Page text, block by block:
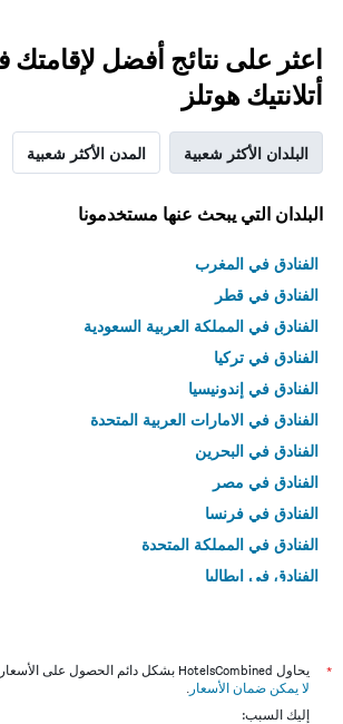
اعثر على نتائج أفضل لإقامتك
أتلانتيك هوتلز
البلدان الأكثر شعبية المدن الأكثر شعبية
البلدان التي يبحث عنها مستخدمونا
الفنادق في المغرب
الفنادق في قطر
الفنادق في المملكة العربية السعودية
الفنادق في تركيا
الفنادق في إندونيسيا
الفنادق في الامارات العربية المتحدة
الفنادق في البحرين
الفنادق في مصر
الفنادق في فرنسا
الفنادق في المملكة المتحدة
الفنادق في إيطاليا
*
يحاول HotelsCombined بشكل دائم الحصول على الأسعار الدقيقة، ولكن
لا يمكن ضمان الأسعار .
إليك السبب: